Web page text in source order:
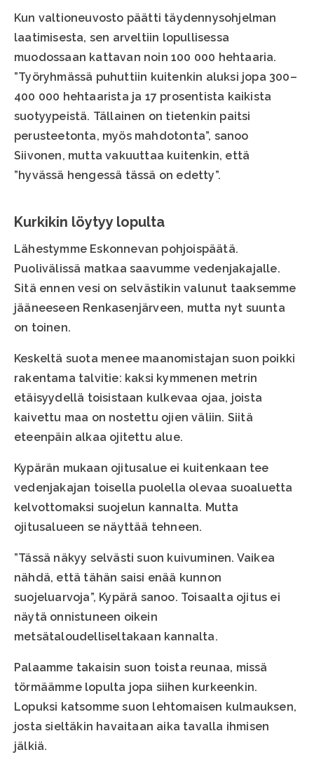
Kun valtioneuvosto päätti täydennysohjelman
laatimisesta, sen arveltiin lopullisessa
muodossaan kattavan noin 100 000 hehtaaria.
”Työryhmässä puhuttiin kuitenkin aluksi jopa 300–
400 000 hehtaarista ja 17 prosentista kaikista
suotyypeistä. Tällainen on tietenkin paitsi
perusteetonta, myös mahdotonta”, sanoo
Siivonen, mutta vakuuttaa kuitenkin, että
”hyvässä hengessä tässä on edetty”.
Kurkikin löytyy lopulta
Lähestymme Eskonnevan pohjoispäätä.
Puolivälissä matkaa saavumme vedenjakajalle.
Sitä ennen vesi on selvästikin valunut taaksemme
jääneeseen Renkasenjärveen, mutta nyt suunta
on toinen.
Keskeltä suota menee maanomistajan suon poikki
rakentama talvitie: kaksi kymmenen metrin
etäisyydellä toisistaan kulkevaa ojaa, joista
kaivettu maa on nostettu ojien väliin. Siitä
eteenpäin alkaa ojitettu alue.
Kypärän mukaan ojitusalue ei kuitenkaan tee
vedenjakajan toisella puolella olevaa suoaluetta
kelvottomaksi suojelun kannalta. Mutta
ojitusalueen se näyttää tehneen.
”Tässä näkyy selvästi suon kuivuminen. Vaikea
nähdä, että tähän saisi enää kunnon
suojeluarvoja”, Kypärä sanoo. Toisaalta ojitus ei
näytä onnistuneen oikein
metsätaloudelliseltakaan kannalta.
Palaamme takaisin suon toista reunaa, missä
törmäämme lopulta jopa siihen kurkeenkin.
Lopuksi katsomme suon lehtomaisen kulmauksen,
josta sieltäkin havaitaan aika tavalla ihmisen
jälkiä.